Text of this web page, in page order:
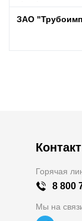
ЗАО
Горячая
8 800
Мы на